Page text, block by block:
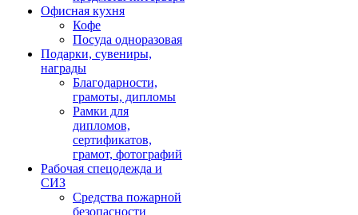
Офисная кухня
Кофе
Посуда одноразовая
Подарки, сувениры,
награды
Благодарности,
грамоты, дипломы
Рамки для
дипломов,
сертификатов,
грамот, фотографий
Рабочая спецодежда и
СИЗ
Средства пожарной
безопасности